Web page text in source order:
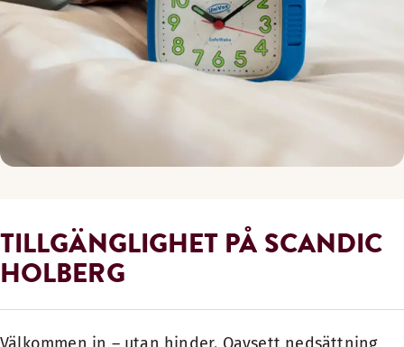
TILLGÄNGLIGHET PÅ SCANDIC
HOLBERG